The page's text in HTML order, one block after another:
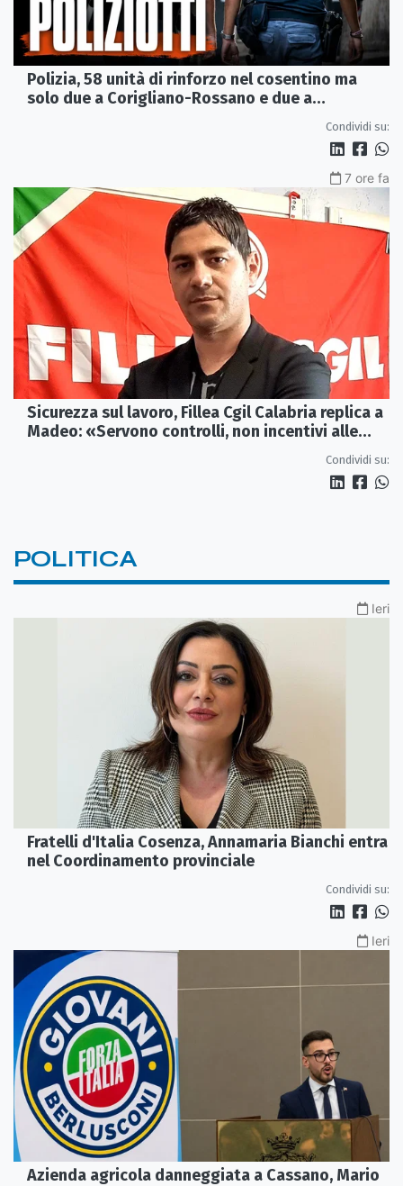
Polizia, 58 unità di rinforzo nel cosentino ma
solo due a Corigliano-Rossano e due a
Condividi su:
7 ore fa
Sicurezza sul lavoro, Fillea Cgil Calabria replica a
Madeo: «Servono controlli, non incentivi alle
Condividi su:
POLITICA
Ieri
Fratelli d'Italia Cosenza, Annamaria Bianchi entra
nel Coordinamento provinciale
Condividi su:
Ieri
Azienda agricola danneggiata a Cassano, Mario